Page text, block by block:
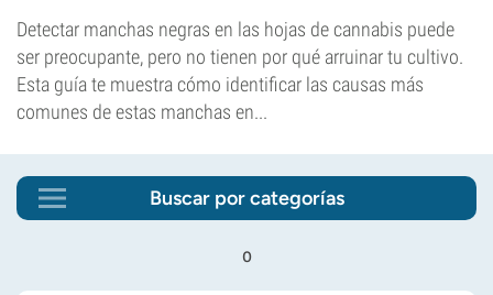
Detectar manchas negras en las hojas de cannabis puede
ser preocupante, pero no tienen por qué arruinar tu cultivo.
Esta guía te muestra cómo identificar las causas más
comunes de estas manchas en...
Buscar por categorías
o